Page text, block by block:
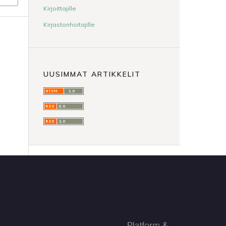
Kirjoittajille
Kirjastonhoitajille
UUSIMMAT ARTIKKELIT